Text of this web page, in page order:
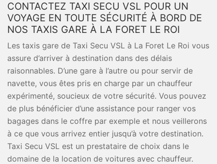
CONTACTEZ TAXI SECU VSL POUR UN
VOYAGE EN TOUTE SÉCURITÉ À BORD DE
NOS TAXIS GARE À LA FORET LE ROI
Les taxis gare de Taxi Secu VSL à La Foret Le Roi vous
assure d’arriver à destination dans des délais
raisonnables. D’une gare à l’autre ou pour servir de
navette, vous êtes pris en charge par un chauffeur
expérimenté, soucieux de votre sécurité. Vous pouvez
de plus bénéficier d’une assistance pour ranger vos
bagages dans le coffre par exemple et nous veillerons
à ce que vous arrivez entier jusqu’à votre destination.
Taxi Secu VSL est un prestataire de choix dans le
domaine de la location de voitures avec chauffeur.